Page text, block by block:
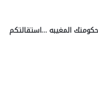
المغيبه …استقالتكم